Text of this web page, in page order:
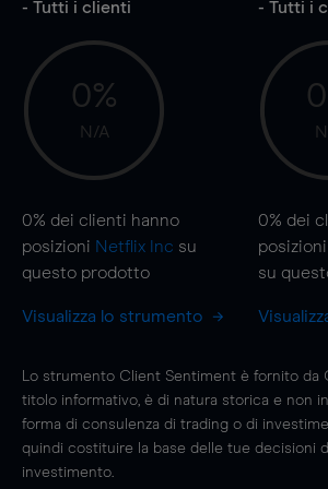
- Tutti i clienti
0%
N/A
0% dei clienti hanno
posizioni Netflix Inc su
questo prodotto
Visualizza lo strumento
- Tutti i
0% dei
posizioni
su
Lo strumento Client Sentiment è fornito da
titolo informativo, è di natura storica e non
forma di consulenza di trading o di
quindi costituire la base delle tue decisioni
investimento.